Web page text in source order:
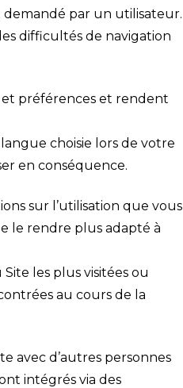
demandé par un utilisateur.
difficultés de navigation
et préférences et rendent
choisie lors de votre
en conséquence.
sur l’utilisation que vous
le rendre plus adapté à
les plus visitées ou
au cours de la
avec d’autres personnes
intégrés via des